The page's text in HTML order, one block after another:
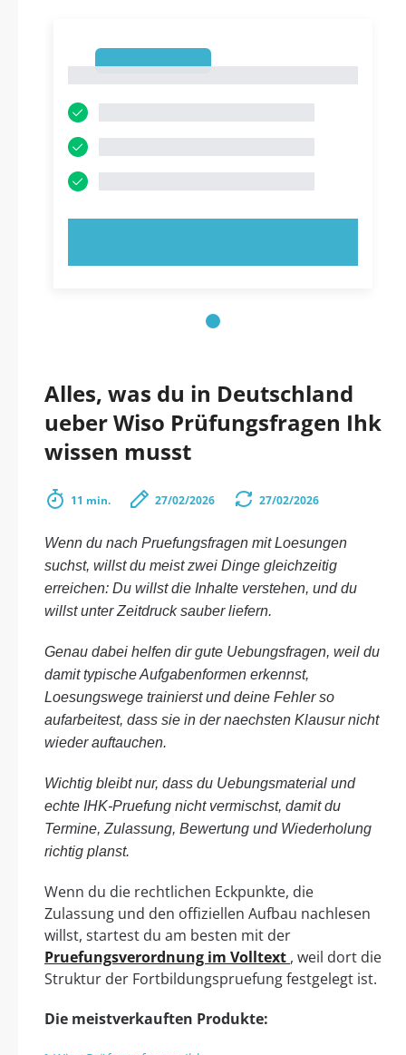
Alles, was du in Deutschland
ueber Wiso Prüfungsfragen Ihk
wissen musst
11 min. 27/02/2026 27/02/2026
Wenn du nach Pruefungsfragen mit Loesungen
suchst, willst du meist zwei Dinge gleichzeitig
erreichen: Du willst die Inhalte verstehen, und du
willst unter Zeitdruck sauber liefern.
Genau dabei helfen dir gute Uebungsfragen, weil du
damit typische Aufgabenformen erkennst,
Loesungswege trainierst und deine Fehler so
aufarbeitest, dass sie in der naechsten Klausur nicht
wieder auftauchen.
Wichtig bleibt nur, dass du Uebungsmaterial und
echte IHK-Pruefung nicht vermischst, damit du
Termine, Zulassung, Bewertung und Wiederholung
richtig planst.
Wenn du die rechtlichen Eckpunkte, die
Zulassung und den offiziellen Aufbau nachlesen
willst, startest du am besten mit der
Pruefungsverordnung im Volltext , weil dort die
Struktur der Fortbildungspruefung festgelegt ist.
Die meistverkauften Produkte: